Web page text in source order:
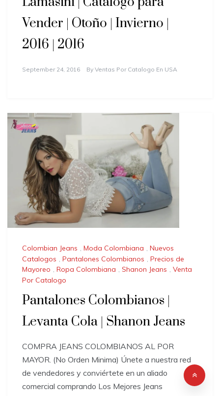
Vender | Otoño | Invierno |
2016 | 2016
September 24, 2016 By Ventas Por Catalogo En USA
Colombian Jeans , Moda Colombiana , Nuevos
Catalogos , Pantalones Colombianos , Precios de
Mayoreo , Ropa Colombiana , Shanon Jeans , Venta
Por Catalogo
Pantalones Colombianos |
Levanta Cola | Shanon Jeans
COMPRA JEANS COLOMBIANOS AL POR
MAYOR. (No Orden Minima) Únete a nuestra red
de vendedores y conviértete en un aliado
comercial comprando Los Mejores Jeans